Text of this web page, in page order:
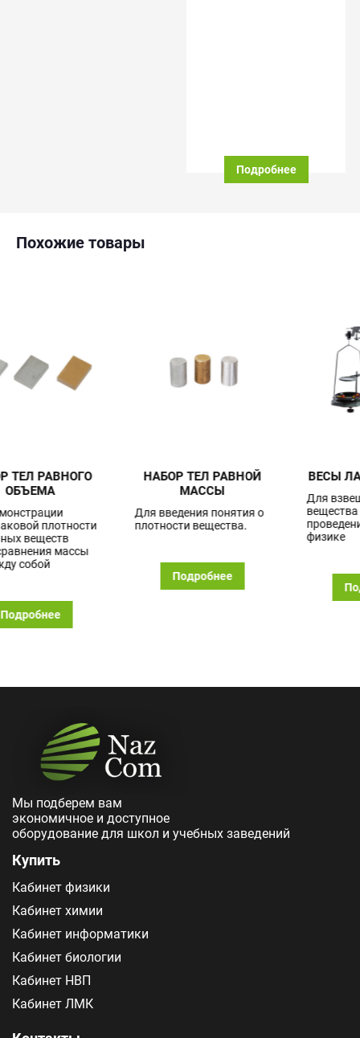
Подробнее
Похожие товары
НАБОР ТЕЛ РАВНОЙ
Для введения понятия о
плотности вещества.
ВЕСЫ ЛАБОРАТОРНЫЕ
Для взвешивания массы
вещества до 200 г при
проведении опытов по
Подробнее
Мы подберем вам
экономичное и доступное
оборудование для школ и учебных заведений
Купить
Кабинет физики
Кабинет химии
Кабинет информатики
Кабинет биологии
Кабинет НВП
Кабинет ЛМК